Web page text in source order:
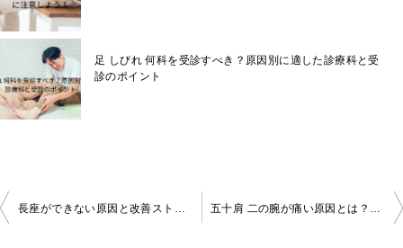
足 しびれ 何科を受診すべき？原因別に適した診療科と受
診のポイント
投
稿
長座ができない原因と改善ストレッチ｜太もも裏・骨盤・股関節の硬さを解消して理想の座り姿勢へ 五十肩 二の腕が痛い原因とは？放置NGな理由と改善のために今できる対処法